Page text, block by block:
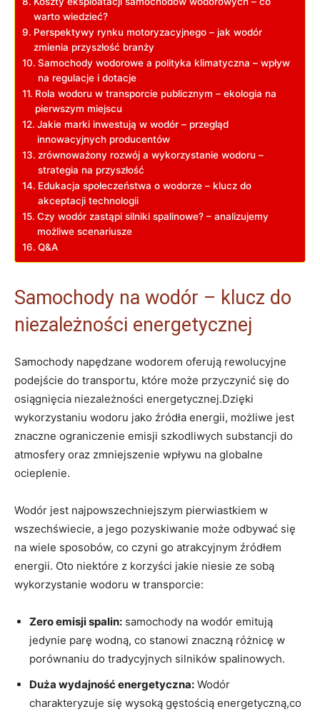
warto wiedzieć?
Perspektywy ‍rynku motoryzacyjnego – jak⁤ wodór
zmienia przyszłość branży
Samochody wodorowe a polityka klimatyczna – wpływ
na regulacje i dotacje
Rola wodoru w transporcie ⁢publicznym – ekologia na
pierwszym miejscu
Jakie marki inwestują w wodór – przegląd ​
innowacyjnych​ producentów
zrównoważony rozwój a wykorzystanie wodoru –
strategia na przyszłość
Edukacja społeczeństwa o wodorze – klucz do
⁣akceptacji‍ technologii
Czy wodór zastąpi‍ silniki spalinowe?‌ – ⁤analizujemy
możliwe scenariusze
Q&A
Samochody na wodór – klucz do
niezależności energetycznej
Samochody napędzane wodorem oferują rewolucyjne
podejście ⁣do transportu, które może przyczynić się ‌do
osiągnięcia niezależności energetycznej.Dzięki
wykorzystaniu wodoru jako⁢ źródła‌ energii, możliwe⁤ jest
znaczne​ ograniczenie emisji szkodliwych substancji do
atmosfery oraz zmniejszenie wpływu ⁤na globalne
ocieplenie.
Wodór jest najpowszechniejszym pierwiastkiem ⁢w⁣
wszechświecie, a jego pozyskiwanie ‌może odbywać‌ się
na wiele ​sposobów, co czyni go atrakcyjnym źródłem
energii. Oto niektóre z korzyści jakie‌ niesie ze sobą⁣
wykorzystanie wodoru w transporcie:
Zero emisji spalin: samochody na wodór emitują
jedynie parę wodną, co stanowi znaczną różnicę w
porównaniu‍ do tradycyjnych silników spalinowych.
Duża ⁣wydajność energetyczna: Wodór‍
charakteryzuje się wysoką ⁢gęstością energetyczną,co